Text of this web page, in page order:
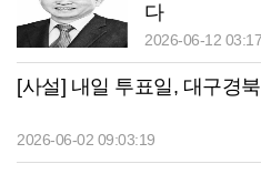
다
2026-06-12
[사설] 내일 투표일, 대구경
2026-06-02 09:03:19